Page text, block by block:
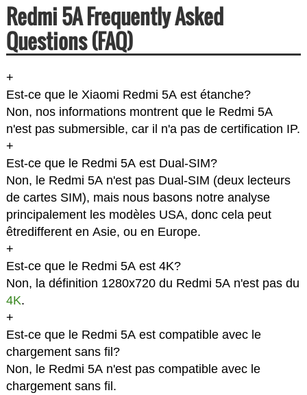
Redmi 5A Frequently Asked
Questions (FAQ)
+
Est-ce que le Xiaomi Redmi 5A est étanche?
Non, nos informations montrent que le Redmi 5A
n'est pas submersible, car il n'a pas de certification IP.
+
Est-ce que le Redmi 5A est Dual-SIM?
Non, le Redmi 5A n'est pas Dual-SIM (deux lecteurs
de cartes SIM), mais nous basons notre analyse
principalement les modèles USA, donc cela peut
êtredifferent en Asie, ou en Europe.
+
Est-ce que le Redmi 5A est 4K?
Non, la définition 1280x720 du Redmi 5A n'est pas du
4K.
+
Est-ce que le Redmi 5A est compatible avec le
chargement sans fil?
Non, le Redmi 5A n'est pas compatible avec le
chargement sans fil.